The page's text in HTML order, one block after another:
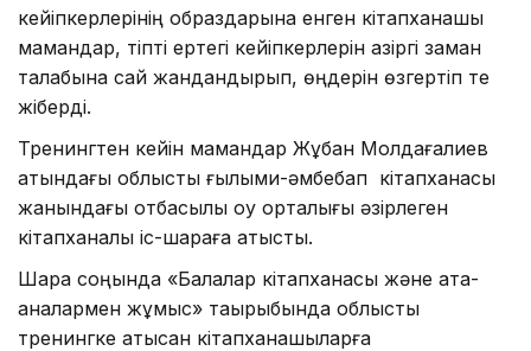
кейіпкерлерінің образдарына енген кітапханашы
мамандар, тіпті ертегі кейіпкерлерін қазіргі заман
талабына сай жандандырып, өңдерін өзгертіп те
жіберді.
Тренингтен кейін мамандар Жұбан Молдағалиев
атындағы облыстық ғылыми-әмбебап кітапханасы
жанындағы отбасылық оқу орталығы әзірлеген
кітапханалық іс-шараға қатысты.
Шара соңында «Балалар кітапханасы және ата-
аналармен жұмыс» тақырыбында облыстық
тренингке қатысқан кітапханашыларға